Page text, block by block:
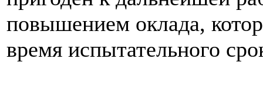
повышением оклада,
время испытательного